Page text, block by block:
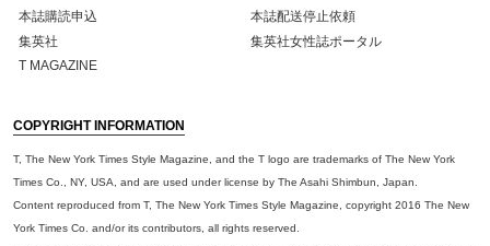
本誌購読申込
本誌配送停止依頼
集英社
集英社女性誌ポータル
T MAGAZINE
COPYRIGHT INFORMATION
T, The New York Times Style Magazine, and the T logo are trademarks of The New York
Times Co., NY, USA, and are used under license by The Asahi Shimbun, Japan.
Content reproduced from T, The New York Times Style Magazine, copyright 2016 The New
York Times Co. and/or its contributors, all rights reserved.